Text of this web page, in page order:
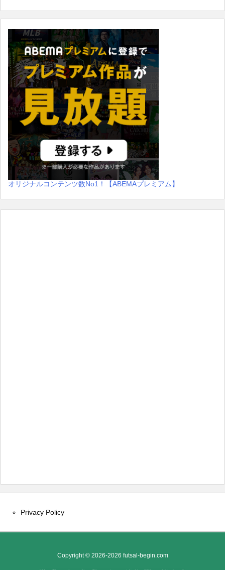
オリジナルコンテンツ数No1！【ABEMAプレミアム】
Privacy Policy
Copyright © 2026-2026 futsal-begin.com